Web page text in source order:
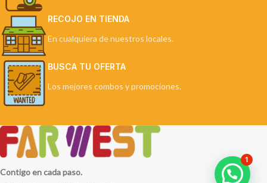
RECOJO EN TIENDA
En cualquiera de nuestros locales.
BUSCA TU OFERTA
Los mejores combos y promociones.
Contigo en cada paso.
1